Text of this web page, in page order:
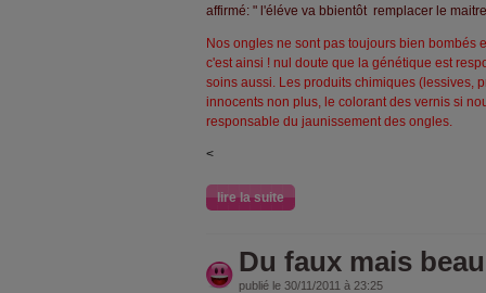
affirmé: " l'éléve va bbientôt remplacer le maitre
Nos ongles ne sont pas toujours bien bombés
c'est ainsi ! nul doute que la génétique est
soins aussi. Les produits chimiques (lessives,
innocents non plus, le colorant des vernis si
responsable du jaunissement des ongles.
<
lire la suite
Du faux mais beau
publié le 30/11/2011 à 23:25